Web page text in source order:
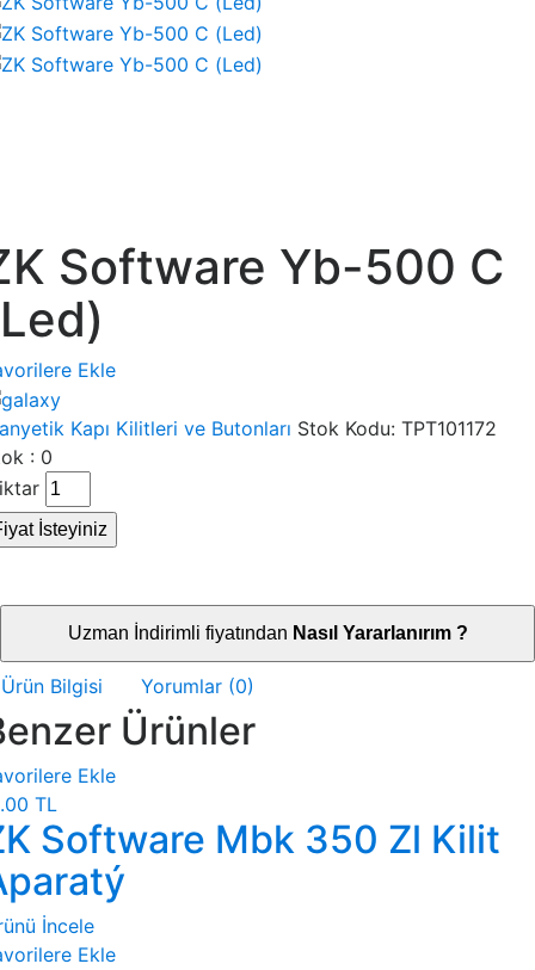
Software Yb-500 C
Ekle
Kapı Kilitleri ve Butonları Stok Kodu: TPT101172
: 0
İsteyiniz
Uzman İndirimli fiyatından Nasıl Yararlanırım ?
Ürün Bilgisi Yorumlar (0)
Ürünler
Ekle
TL
Software Mbk 350 Zl Kilit
İncele
Ekle